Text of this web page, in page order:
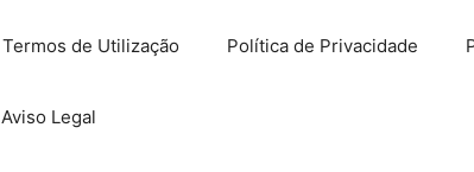
Termos de Utilização Política de Privacidade
Aviso Legal